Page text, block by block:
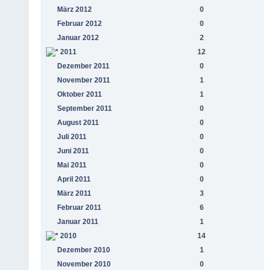
März 2012
0
Februar 2012
0
Januar 2012
2
2011
12
Dezember 2011
0
November 2011
1
Oktober 2011
1
September 2011
0
August 2011
0
Juli 2011
0
Juni 2011
0
Mai 2011
0
April 2011
0
März 2011
3
Februar 2011
6
Januar 2011
1
2010
14
Dezember 2010
1
November 2010
0